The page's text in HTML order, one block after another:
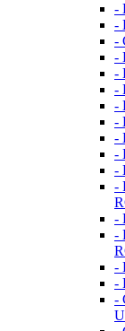
-
-
-
-
-
-
-
-
-
-
-
-
-
-
-
-
-